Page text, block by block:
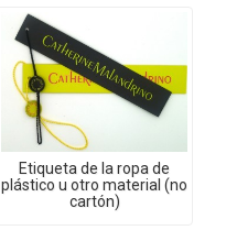
Etiqueta de la ropa de
plástico u otro material (no
cartón)